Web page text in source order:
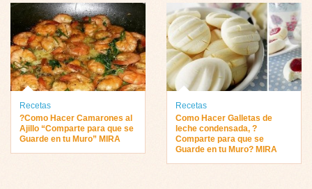
Recetas
?Como Hacer Camarones al
Ajillo “Comparte para que se
Guarde en tu Muro” MIRA
Recetas
Como Hacer Galletas de
leche condensada, ?
Comparte para que se
Guarde en tu Muro? MIRA